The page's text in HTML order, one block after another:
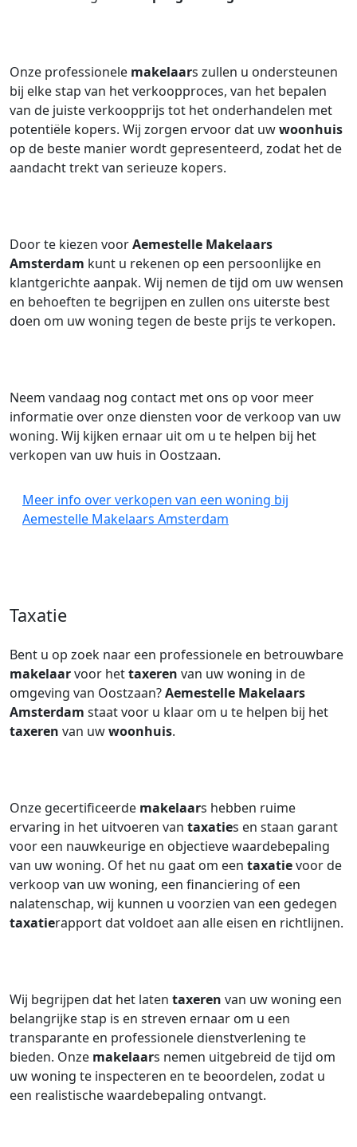
Onze professionele makelaars zullen u ondersteunen
bij elke stap van het verkoopproces, van het bepalen
van de juiste verkoopprijs tot het onderhandelen met
potentiële kopers. Wij zorgen ervoor dat uwwoonhuis
op de beste manier wordt gepresenteerd, zodat het de
aandacht trekt van serieuze kopers.
Door te kiezen voorAemestelle Makelaars
Amsterdam kunt u rekenen op een persoonlijke en
klantgerichte aanpak. Wij nemen de tijd om uw wensen
en behoeften te begrijpen en zullen ons uiterste best
doen om uw woning tegen de beste prijs te verkopen.
Neem vandaag nog contact met ons op voor meer
informatie over onze diensten voor de verkoop van uw
woning. Wij kijken ernaar uit om u te helpen bij het
verkopen van uw huis in Oostzaan.
Meer info over verkopen van een woning bij
Aemestelle Makelaars Amsterdam
Taxatie
Bent u op zoek naar een professionele en betrouwbare
makelaarvoor hettaxeren van uw woning in de
omgeving van Oostzaan?Aemestelle Makelaars
Amsterdam staat voor u klaar om u te helpen bij het
taxeren van uwwoonhuis.
Onze gecertificeerde makelaars hebben ruime
ervaring in het uitvoeren van taxaties en staan garant
voor een nauwkeurige en objectieve waardebepaling
van uw woning. Of het nu gaat om een taxatievoor de
verkoop van uw woning, een financiering of een
nalatenschap, wij kunnen u voorzien van een gedegen
taxatierapport dat voldoet aan alle eisen en richtlijnen.
Wij begrijpen dat het laten taxeren van uw woning een
belangrijke stap is en streven ernaar om u een
transparante en professionele dienstverlening te
bieden. Onze makelaars nemen uitgebreid de tijd om
uw woning te inspecteren en te beoordelen, zodat u
een realistische waardebepaling ontvangt.